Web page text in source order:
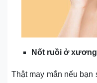
Nốt ruồi ở
Thật may mắn nếu